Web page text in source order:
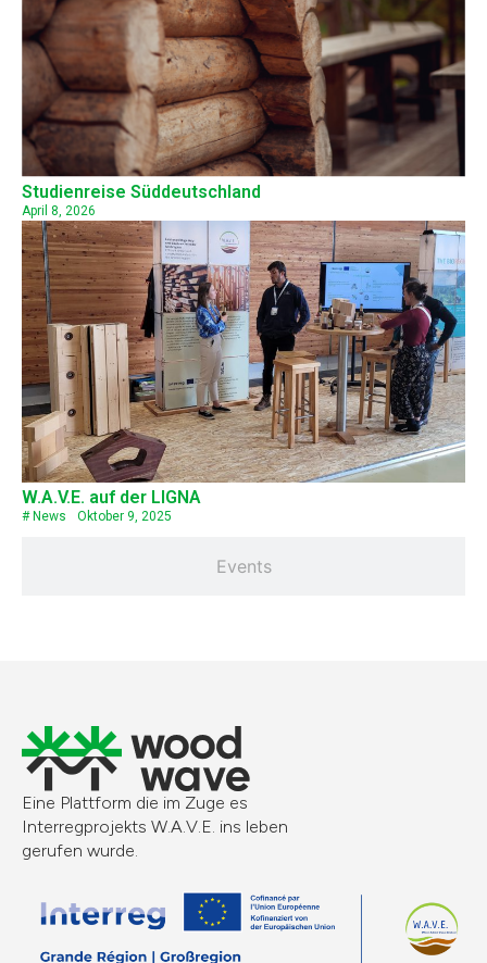
Events
Studienreise Süddeutschland
April 8, 2026
W.A.V.E. auf der LIGNA
# News Oktober 9, 2025
Eine Plattform die im Zuge es
Interregprojekts W.A.V.E. ins leben
gerufen wurde.